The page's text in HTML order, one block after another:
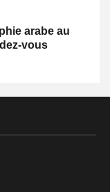
arabe au
vous